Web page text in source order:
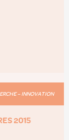
– INNOVATION
2015